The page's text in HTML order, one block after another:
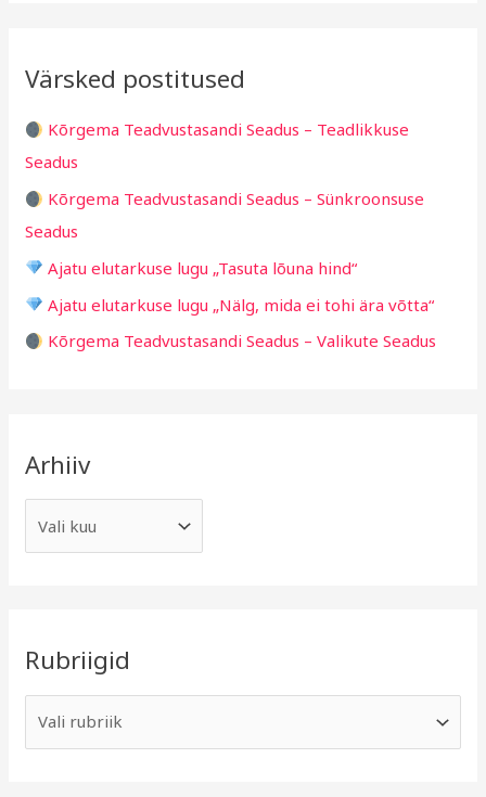
c
f
o
r
:
Värsked postitused
Kõrgema Teadvustasandi Seadus – Teadlikkuse
Seadus
Kõrgema Teadvustasandi Seadus – Sünkroonsuse
Seadus
Ajatu elutarkuse lugu „Tasuta lõuna hind“
Ajatu elutarkuse lugu „Nälg, mida ei tohi ära võtta“
Kõrgema Teadvustasandi Seadus – Valikute Seadus
Arhiiv
Rubriigid
g
i
d